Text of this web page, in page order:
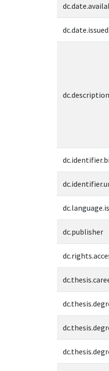
dc.date.issued
dc.publisher